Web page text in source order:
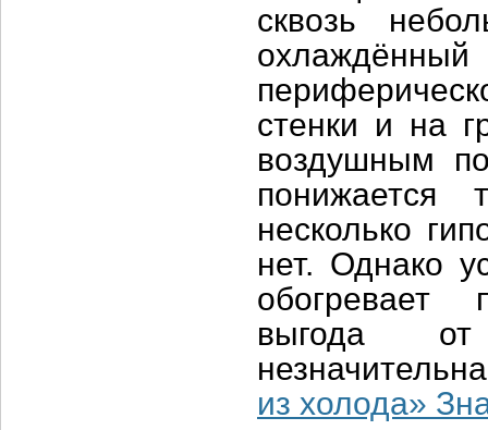
сквозь
стенки и на
воздушным
понижается
несколько
нет. Однако
обогревает
выгода
из холода»